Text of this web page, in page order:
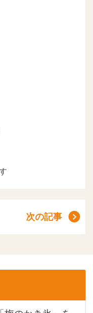
次の記事